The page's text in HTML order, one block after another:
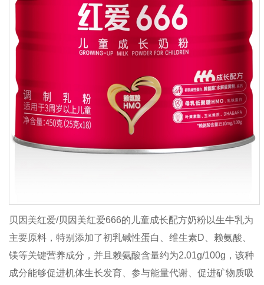
贝因美红爱/贝因美红爱666的儿童成长配方奶粉以生牛乳为
主要原料，特别添加了初乳碱性蛋白、维生素D、赖氨酸、
镁等关键营养成分，并且赖氨酸含量约为2.01g/100g，该种
成分能够促进机体生长发育、参与能量代谢、促进矿物质吸